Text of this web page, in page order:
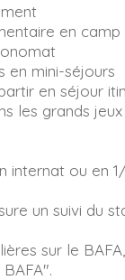
en camp
en mini-séjours
en séjour
les grands
ou en
un suivi du
sur le